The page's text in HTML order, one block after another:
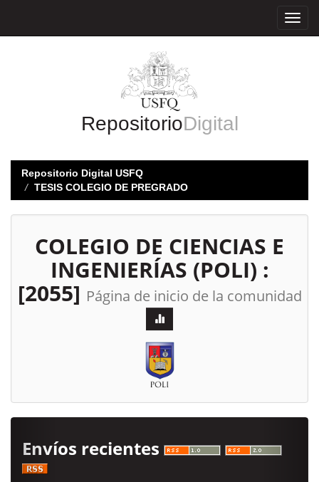
RepositorioDigital
Repositorio Digital USFQ
TESIS COLEGIO DE PREGRADO
COLEGIO DE CIENCIAS E
INGENIERÍAS (POLI) :
[2055] Página de inicio de la comunidad
Envíos recientes